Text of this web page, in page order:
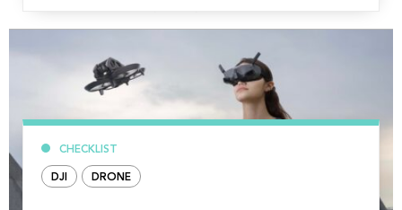
CHECKLIST
DJI DRONE